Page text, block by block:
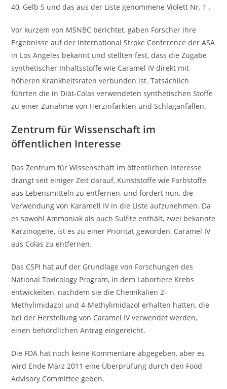
40, Gelb 5 und das aus der Liste genommene Violett Nr. 1 .
Vor kurzem von MSNBC berichtet, gaben Forscher ihre
Ergebnisse auf der International Stroke Conference der ASA
in Los Angeles bekannt und stellten fest, dass die Zugabe
synthetischer Inhaltsstoffe wie Caramel IV direkt mit
höheren Krankheitsraten verbunden ist. Tatsächlich
führten die in Diät-Colas verwendeten synthetischen Stoffe
zu einer Zunahme von Herzinfarkten und Schlaganfällen.
Zentrum für Wissenschaft im
öffentlichen Interesse
Das Zentrum für Wissenschaft im öffentlichen Interesse
drängt seit einiger Zeit darauf, Kunststoffe wie Farbstoffe
aus Lebensmitteln zu entfernen, und fordert nun, die
Verwendung von Karamell IV in die Liste aufzunehmen. Da
es sowohl Ammoniak als auch Sulfite enthält, zwei bekannte
Karzinogene, ist es zu einer Priorität geworden, Caramel IV
aus Colas zu entfernen.
Das CSPI hat auf der Grundlage von Forschungen des
National Toxicology Program, in dem Labortiere Krebs
entwickelten, nachdem sie die Chemikalien 2-
Methylimidazol und 4-Methylimidazol erhalten hatten, die
bei der Herstellung von Caramel IV verwendet werden,
einen behördlichen Antrag eingereicht.
Die FDA hat noch keine Kommentare abgegeben, aber es
wird Ende März 2011 eine Überprüfung durch den Food
Advisory Committee geben.